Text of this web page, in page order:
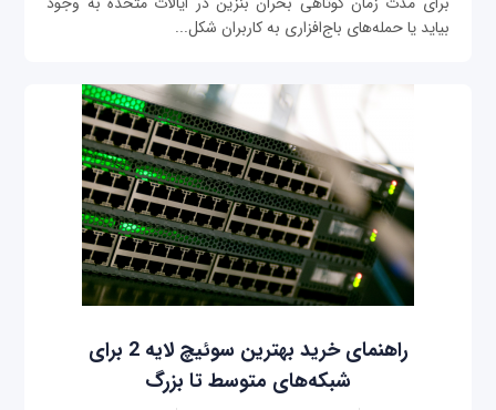
بیاید یا حمله‌های باج‌افزاری به کاربران شکل...
راهنمای خرید بهترین سوئیچ لایه 2 برای
شبکه‌های متوسط تا بزرگ